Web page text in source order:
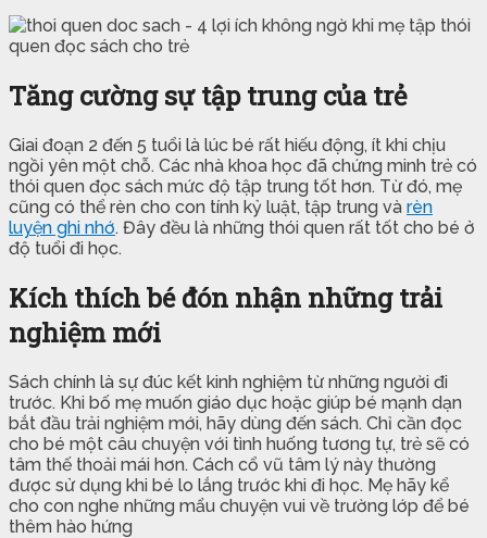
Tăng cường sự tập trung của trẻ
Giai đoạn 2 đến 5 tuổi là lúc bé rất hiếu động, ít khi chịu
ngồi yên một chỗ. Các nhà khoa học đã chứng minh trẻ có
thói quen đọc sách mức độ tập trung tốt hơn. Từ đó, mẹ
cũng có thể rèn cho con tính kỷ luật, tập trung và rèn
luyện ghi nhớ. Đây đều là những thói quen rất tốt cho bé ở
độ tuổi đi học.
Kích thích bé đón nhận những trải
nghiệm mới
Sách chính là sự đúc kết kinh nghiệm từ những người đi
trước. Khi bố mẹ muốn giáo dục hoặc giúp bé mạnh dạn
bắt đầu trải nghiệm mới, hãy dùng đến sách. Chỉ cần đọc
cho bé một câu chuyện với tình huống tương tự, trẻ sẽ có
tâm thế thoải mái hơn. Cách cổ vũ tâm lý này thường
được sử dụng khi bé lo lắng trước khi đi học. Mẹ hãy kể
cho con nghe những mẩu chuyện vui về trường lớp để bé
thêm hào hứng